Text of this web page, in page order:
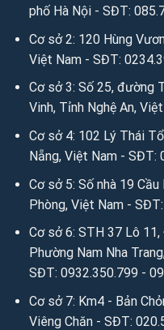
phố Hà Nội - SĐT:
Cơ sở 2: 120 Hùng
Việt Nam - SĐT:
Cơ sở 3: Số 25, đường
Vinh, Tỉnh Nghệ An,
Cơ sở 4: 102 Lý Thái
Nẵng, Việt Nam - SĐT:
Cơ sở 5: Số nhà 19
Phòng, Việt Nam -
Cơ sở 6: STH 37 Lô
Phường Nam Nha
SĐT: 0932.350.799 -
Cơ sở 7: Km4 - Bản
Viêng Chăn - SĐT: